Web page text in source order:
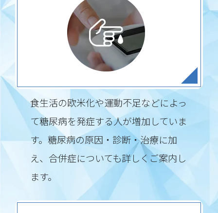
食生活の欧米化や運動不足などによっ
て糖尿病を発症する人が増加していま
す。糖尿病の原因・診断・治療に加
え、合併症についても詳しくご案内し
ます。